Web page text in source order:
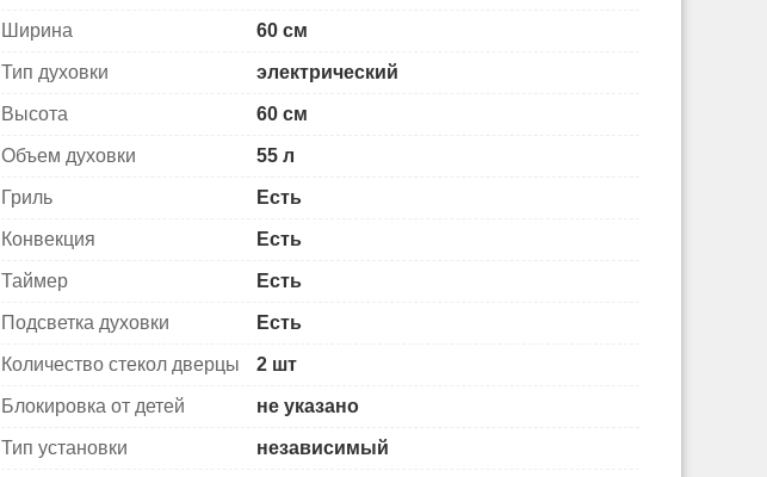
Ширина 60 см
Тип духовки электрический
Высота 60 см
Объем духовки 55 л
Гриль Есть
Конвекция Есть
Таймер Есть
Подсветка духовки Есть
Количество стекол дверцы 2 шт
Блокировка от детей не указано
Тип установки независимый